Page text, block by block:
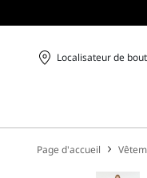
Localisateur de
Page d'accueil